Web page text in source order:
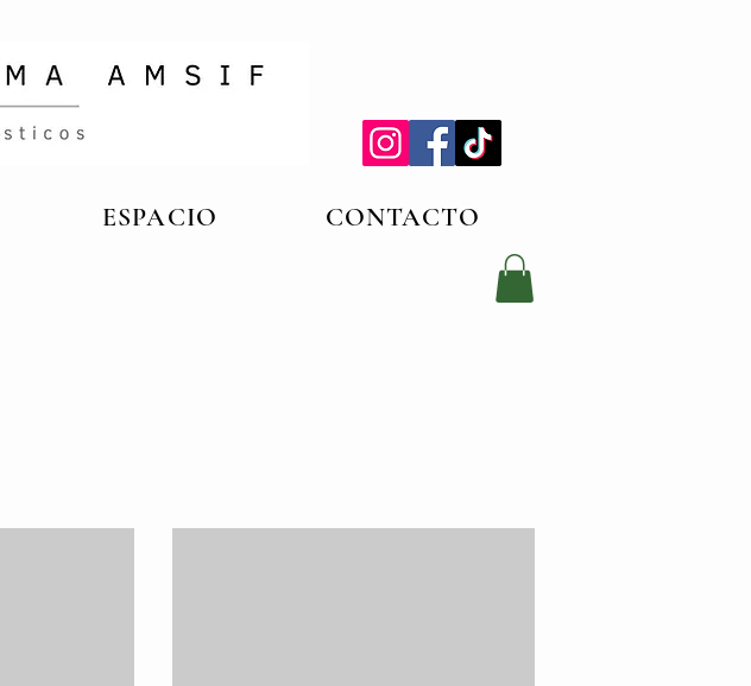
ESPACIO CONTACTO